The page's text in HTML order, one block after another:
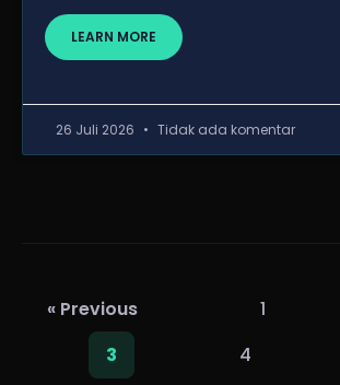
LEARN MORE
26 Juli 2026 Tidak ada komentar
« Previous 1
3
4